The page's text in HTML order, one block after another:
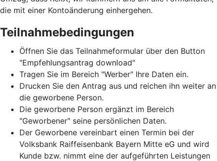
die mit einer Kontoänderung einhergehen.
Teilnahmebedingungen
Öffnen Sie das Teilnahmeformular über den Button
"Empfehlungsantrag download"
Tragen Sie im Bereich "Werber" Ihre Daten ein.
Drucken Sie den Antrag aus und reichen ihn weiter an
die geworbene Person.
Die geworbene Person ergänzt im Bereich
"Geworbener" seine persönlichen Daten.
Der Geworbene vereinbart einen Termin bei der
Volksbank Raiffeisenbank Bayern Mitte eG und wird
Kunde bzw. nimmt eine der aufgeführten Leistungen